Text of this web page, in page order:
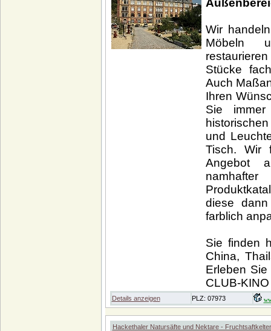
Wir
Möbeln
Stücke
Auch
Ihren
Sie
und
Tisch. Wir
Angebot
diese
farblich
Sie finden
China,
Erleben
CLUB-
Details anzeigen PLZ: 07973
Hackethaler Natursäfte und Nektare -